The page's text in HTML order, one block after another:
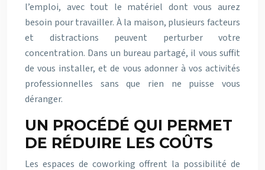
l’emploi, avec tout le matériel dont vous aurez
besoin pour travailler. À la maison, plusieurs facteurs
et distractions peuvent perturber votre
concentration. Dans un bureau partagé, il vous suffit
de vous installer, et de vous adonner à vos activités
professionnelles sans que rien ne puisse vous
déranger.
UN PROCÉDÉ QUI PERMET
DE RÉDUIRE LES COÛTS
Les espaces de coworking offrent la possibilité de